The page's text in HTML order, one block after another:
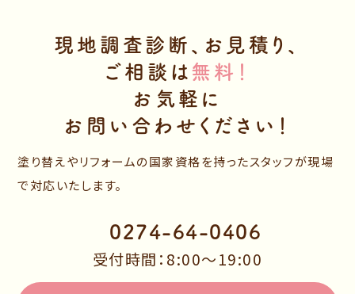
現地調査診断、お見積り、
ご相談は無料！
お気軽に
お問い合わせください！
塗り替えやリフォームの国家資格を持ったスタッフが現場
で対応いたします。
0274-64-0406
受付時間：8:00～19:00